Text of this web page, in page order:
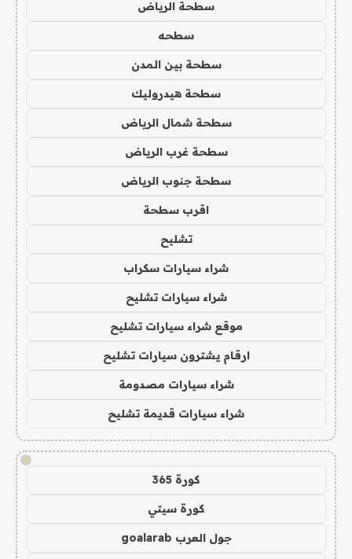
سطحة الرياض
سطحه
سطحة بين المدن
سطحة هيدروليك
سطحة شمال الرياض
سطحة غرب الرياض
سطحة جنوب الرياض
اقرب سطحة
تشليح
شراء سيارات سكراب
شراء سيارات تشليح
موقع شراء سيارات تشليح
ارقام يشترون سيارات تشليح
شراء سيارات مصدومة
شراء سيارات قديمة تشليح
!
كورة 365
كورة سيتي
جول العرب goalarab